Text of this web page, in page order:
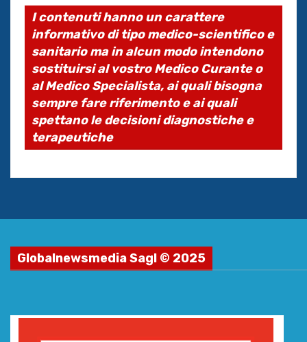
I contenuti hanno un carattere
informativo di tipo medico-scientifico e
sanitario ma in alcun modo intendono
sostituirsi al vostro Medico Curante o
al Medico Specialista, ai quali bisogna
sempre fare riferimento e ai quali
spettano le decisioni diagnostiche e
terapeutiche
Globalnewsmedia Sagl © 2025